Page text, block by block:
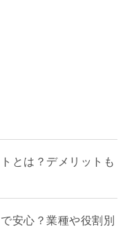
とは？デメリットも
安心？業種や役割別